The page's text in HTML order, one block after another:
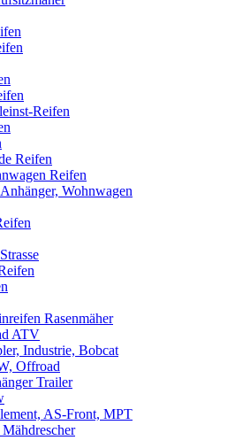
Reifen
Reifen
Reifen
Wohnwagen
Rasenmäher
ATV
Industrie, Bobcat
Offroad
Trailer
AS-Front, MPT